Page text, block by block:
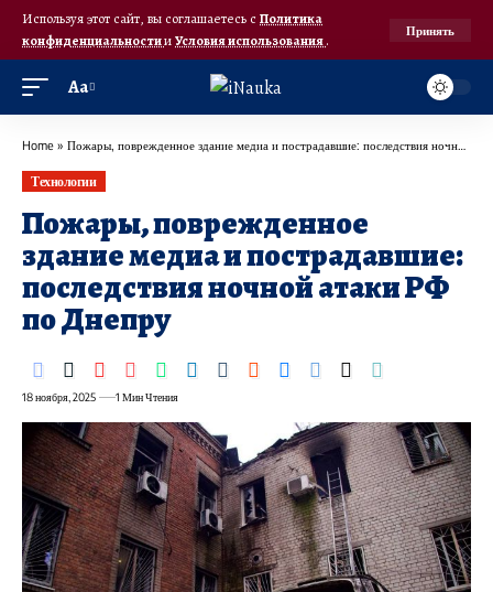
Используя этот сайт, вы соглашаетесь с Политика
конфиденциальностииУсловия использования.
Принять
Аа
Home » Пожары, поврежденное здание медиа и пострадавшие: последствия ночной атаки РФ по Днепру
Технологии
Пожары, поврежденное
здание медиа и пострадавшие:
последствия ночной атаки РФ
по Днепру
18 ноября, 2025 1 Мин Чтения